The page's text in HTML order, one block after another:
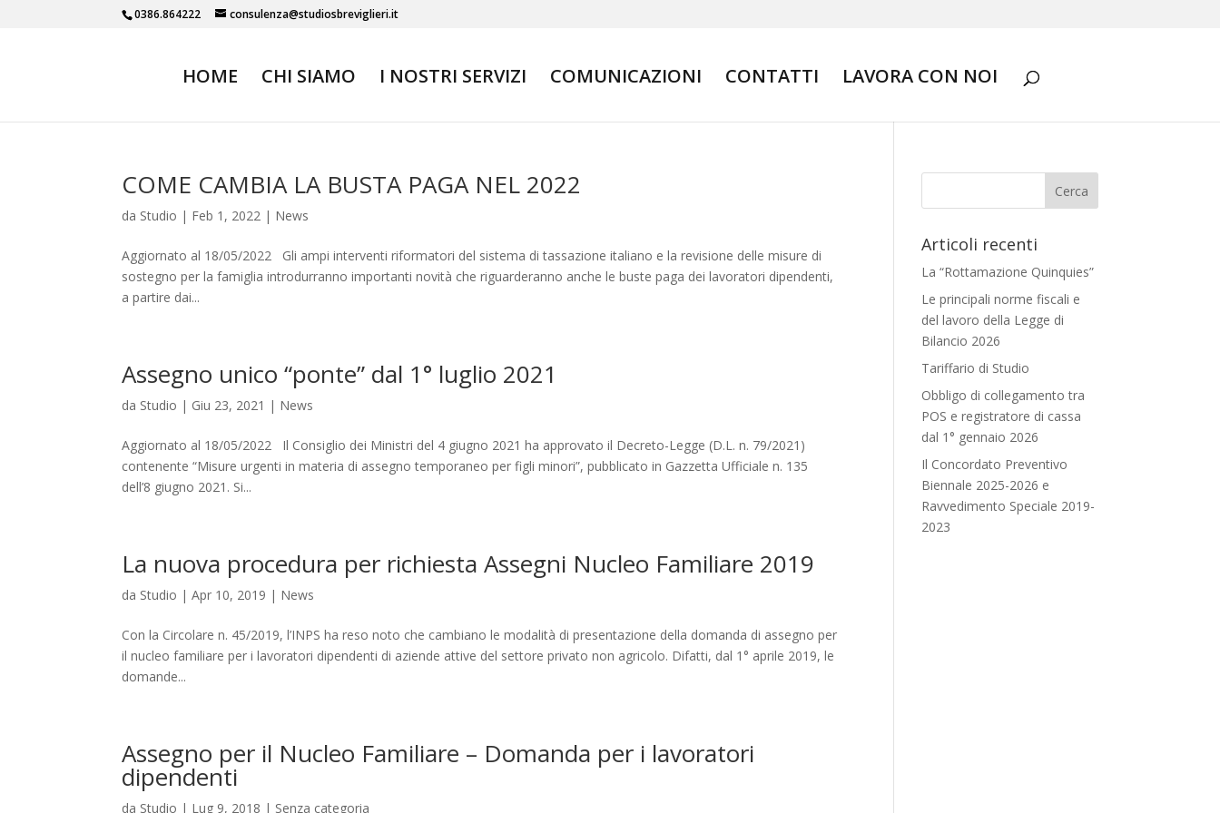
0386.864222 consulenza@studiosbreviglieri.it
HOME CHI SIAMO I NOSTRI SERVIZI COMUNICAZIONI CONTATTI LAVORA CON NOI
COME CAMBIA LA BUSTA PAGA NEL 2022
da Studio | Feb 1, 2022 | News
Aggiornato al 18/05/2022 Gli ampi interventi riformatori del sistema di tassazione italiano e la revisione delle misure di
sostegno per la famiglia introdurranno importanti novità che riguarderanno anche le buste paga dei lavoratori dipendenti,
a partire dai...
Assegno unico “ponte” dal 1° luglio 2021
da Studio | Giu 23, 2021 | News
Aggiornato al 18/05/2022 Il Consiglio dei Ministri del 4 giugno 2021 ha approvato il Decreto-Legge (D.L. n. 79/2021)
contenente “Misure urgenti in materia di assegno temporaneo per figli minori”, pubblicato in Gazzetta Ufficiale n. 135
dell’8 giugno 2021. Si...
La nuova procedura per richiesta Assegni Nucleo Familiare 2019
da Studio |Apr 10, 2019 | News
Con la Circolare n. 45/2019, l’INPS ha reso noto che cambiano le modalità di presentazione della domanda di assegno per
il nucleo familiare per i lavoratori dipendenti di aziende attive del settore privato non agricolo. Difatti, dal 1° aprile 2019, le
domande...
Assegno per il Nucleo Familiare – Domanda per i lavoratori
dipendenti
da Studio | Lug 9, 2018 | Senza categoria
Articoli recenti
La “Rottamazione Quinquies”
Le principali norme fiscali e
del lavoro della Legge di
Bilancio 2026
Tariffario di Studio
Obbligo di collegamento tra
POS e registratore di cassa
dal 1° gennaio 2026
Il Concordato Preventivo
Biennale 2025-2026 e
Ravvedimento Speciale 2019-
2023